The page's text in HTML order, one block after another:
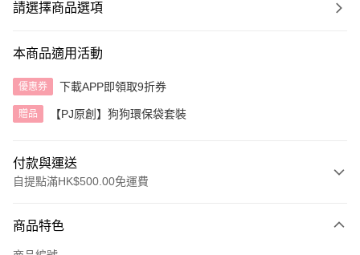
請選擇商品選項
本商品適用活動
優惠券 下載APP即領取9折券
贈品 【PJ原創】狗狗環保袋套裝
付款與運送
自提點滿HK$500.00免運費
信用卡
商品特色